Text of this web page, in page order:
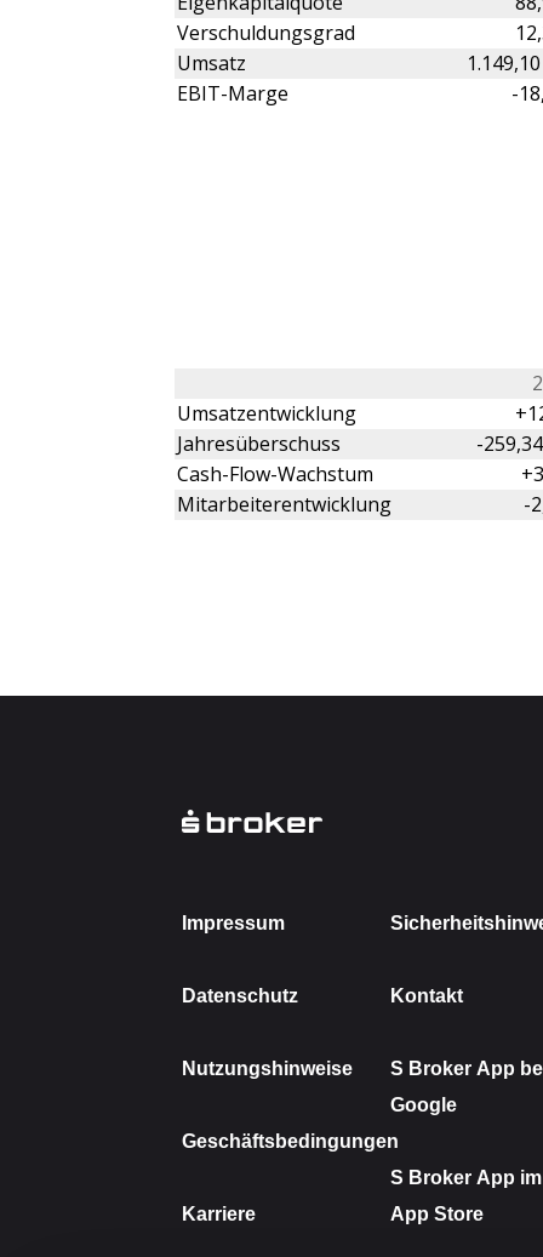
Verschuldungsgrad
Umsatz
EBIT-Marge
-
Umsatzentwicklung
Jahresüberschuss
-
Cash-Flow-Wachstum
Mitarbeiterentwicklung
-